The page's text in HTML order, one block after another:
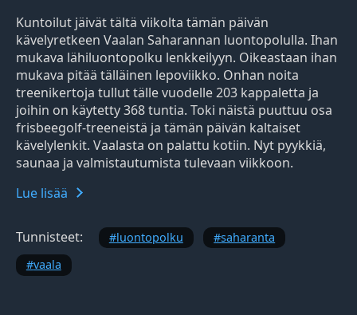
Kuntoilut jäivät tältä viikolta tämän päivän
kävelyretkeen Vaalan Saharannan luontopolulla. Ihan
mukava lähiluontopolku lenkkeilyyn. Oikeastaan ihan
mukava pitää tälläinen lepoviikko. Onhan noita
treenikertoja tullut tälle vuodelle 203 kappaletta ja
joihin on käytetty 368 tuntia. Toki näistä puuttuu osa
frisbeegolf-treeneistä ja tämän päivän kaltaiset
kävelylenkit. Vaalasta on palattu kotiin. Nyt pyykkiä,
saunaa ja valmistautumista tulevaan viikkoon.
Lue lisää
Tunnisteet: luontopolku
saharanta
vaala